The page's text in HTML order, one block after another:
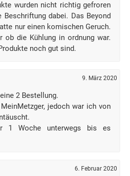
wurden nicht richtig gefroren
dabei. Das Beyond
nur einen komischen Geruch.
ob die Kühlung in ordnung war.
noch gut sind.
9. März 2020
2 Bestellung.
jedoch war ich von
1 Woche unterwegs bis es
6. Februar 2020